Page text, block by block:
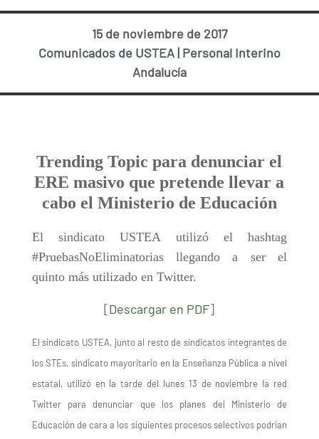
15 de noviembre de 2017
Comunicados de USTEA | Personal Interino
Andalucía
Trending Topic para denunciar el
ERE masivo que pretende llevar a
cabo el Ministerio de Educación
El sindicato USTEA utilizó el hashtag
#PruebasNoEliminatorias llegando a ser el
quinto más utilizado en Twitter.
[Descargar en PDF]
El sindicato USTEA, junto al resto de sindicatos integrantes de
los STEs, sindicato mayoritario en la Enseñanza Pública a nivel
estatal, utilizó en la tarde del lunes 13 de noviembre la red
Twitter para denunciar que los planes del Ministerio de
Educación de cara a los siguientes procesos selectivos podrían